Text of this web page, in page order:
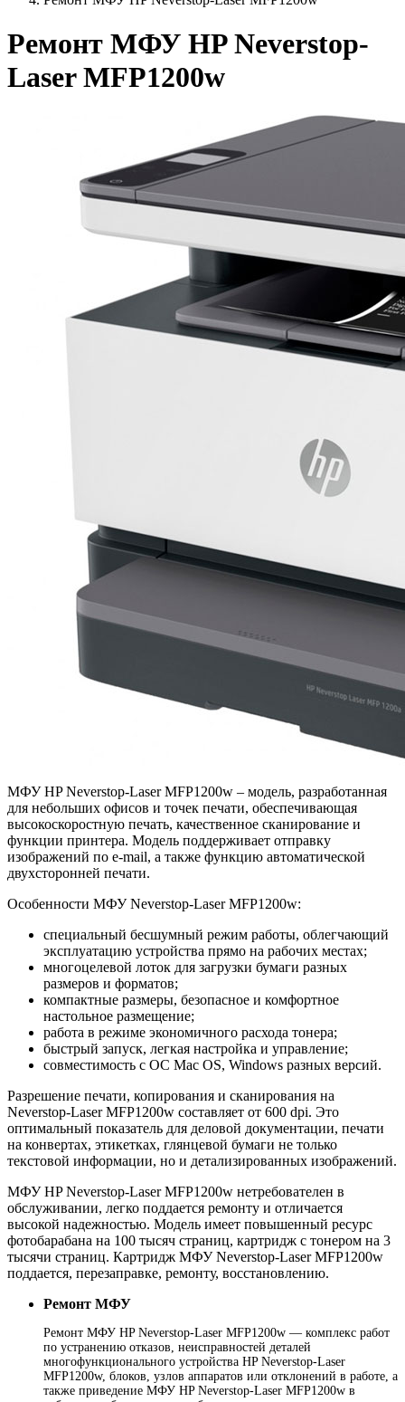
Ремонт МФУ HP Neverstop-
Laser MFP1200w
МФУ HP Neverstop-Laser MFP1200w – модель, разработанная
для небольших офисов и точек печати, обеспечивающая
высокоскоростную печать, качественное сканирование и
функции принтера. Модель поддерживает отправку
изображений по e-mail, а также функцию автоматической
двухсторонней печати.
Особенности МФУ Neverstop-Laser MFP1200w:
специальный бесшумный режим работы, облегчающий
эксплуатацию устройства прямо на рабочих местах;
многоцелевой лоток для загрузки бумаги разных
размеров и форматов;
компактные размеры, безопасное и комфортное
настольное размещение;
работа в режиме экономичного расхода тонера;
быстрый запуск, легкая настройка и управление;
совместимость с ОС Mac OS, Windows разных версий.
Разрешение печати, копирования и сканирования на
Neverstop-Laser MFP1200w составляет от 600 dpi. Это
оптимальный показатель для деловой документации, печати
на конвертах, этикетках, глянцевой бумаги не только
текстовой информации, но и детализированных изображений.
МФУ HP Neverstop-Laser MFP1200w нетребователен в
обслуживании, легко поддается ремонту и отличается
высокой надежностью. Модель имеет повышенный ресурс
фотобарабана на 100 тысяч страниц, картридж с тонером на 3
тысячи страниц. Картридж МФУ Neverstop-Laser MFP1200w
поддается, перезаправке, ремонту, восстановлению.
Ремонт МФУ
Ремонт МФУ HP Neverstop-Laser MFP1200w — комплекс работ
по устранению отказов, неисправностей деталей
многофункционального устройства HP Neverstop-Laser
MFP1200w, блоков, узлов аппаратов или отклонений в работе, а
также приведение МФУ HP Neverstop-Laser MFP1200w в